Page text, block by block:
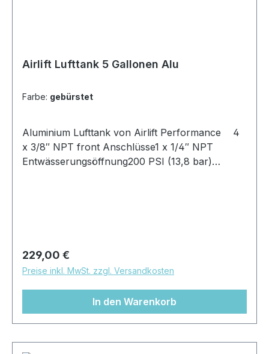
Airlift Lufttank 5 Gallonen Alu
Farbe: gebürstet
Aluminium Lufttank von Airlift Performance 4
x 3/8″ NPT front Anschlüsse1 x 1/4″ NPT
Entwässerungsöffnung200 PSI (13,8 bar)
Regulärer Preis:
229,00 €
Preise inkl. MwSt. zzgl. Versandkosten
In den Warenkorb